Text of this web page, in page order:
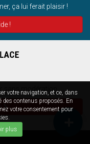
votre navigation, et ce, dans
des contenus proposés. En
votre consentement pour
plus
ça lui ferait plaisir !
!
sans modération